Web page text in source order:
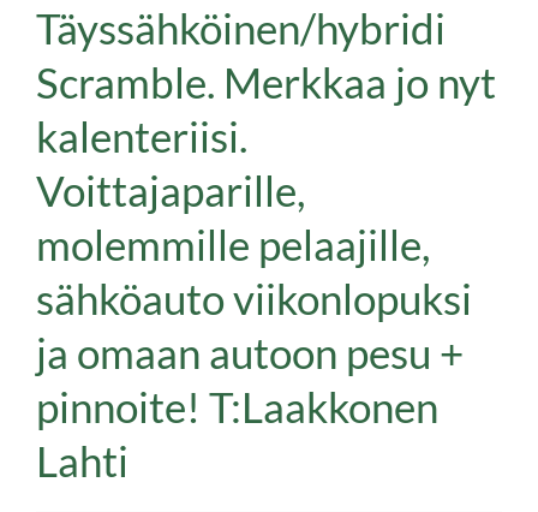
Täyssähköinen/hybridi
Scramble. Merkkaa jo nyt
kalenteriisi.
Voittajaparille,
molemmille pelaajille,
sähköauto viikonlopuksi
ja omaan autoon pesu +
pinnoite! T:Laakkonen
Lahti